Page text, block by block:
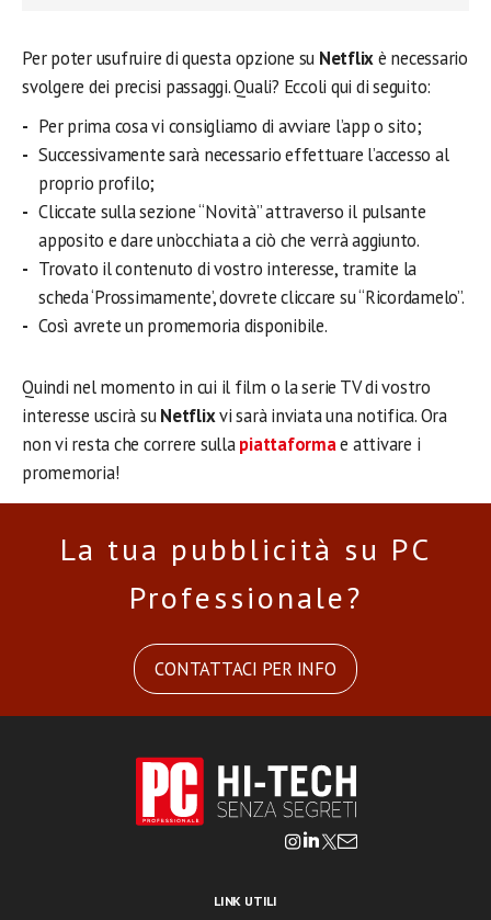
Per poter usufruire di questa opzione su Netflixè necessario
svolgere dei precisi passaggi. Quali? Eccoli qui di seguito:
Per prima cosa vi consigliamo di avviare l’app o sito;
Successivamente sarà necessario effettuare l’accesso al
proprio profilo;
Cliccate sulla sezione “Novità” attraverso il pulsante
apposito e dare un’occhiata a ciò che verrà aggiunto.
Trovato il contenuto di vostro interesse, tramite la
scheda ‘Prossimamente’, dovrete cliccare su “Ricordamelo”.
Così avrete un promemoria disponibile.
Quindi nel momento in cui il film o la serie TV di vostro
interesse uscirà suNetflixvi sarà inviata una notifica. Ora
non vi resta che correre sullapiattaformae attivare i
promemoria!
La tua pubblicità su PC
Professionale?
CONTATTACI PER INFO
LINK UTILI